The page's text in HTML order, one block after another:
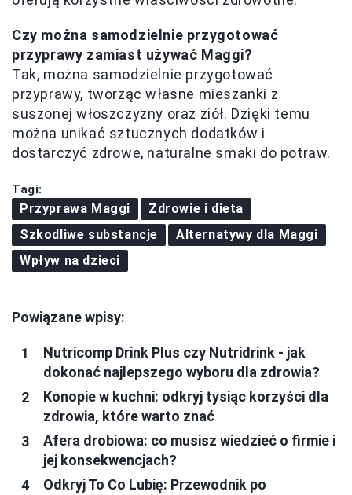
Czy można samodzielnie przygotować
przyprawy zamiast używać Maggi?
Tak, można samodzielnie przygotować
przyprawy, tworząc własne mieszanki z
suszonej włoszczyzny oraz ziół. Dzięki temu
można unikać sztucznych dodatków i
dostarczyć zdrowe, naturalne smaki do potraw.
Tagi:
Przyprawa Maggi
Zdrowie i dieta
Szkodliwe substancje
Alternatywy dla Maggi
Wpływ na dzieci
Powiązane wpisy:
Nutricomp Drink Plus czy Nutridrink - jak
dokonać najlepszego wyboru dla zdrowia?
Konopie w kuchni: odkryj tysiąc korzyści dla
zdrowia, które warto znać
Afera drobiowa: co musisz wiedzieć o firmie i
jej konsekwencjach?
Odkryj To Co Lubię: Przewodnik po